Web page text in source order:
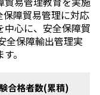
保障貿易管理に対応
中心に、安全保障貿
全保障輸出管理実
。
合格者数(累積)